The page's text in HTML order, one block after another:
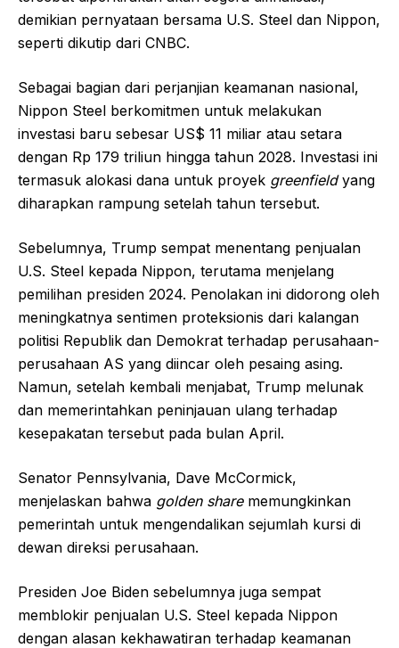
demikian pernyataan bersama U.S. Steel dan Nippon,
seperti dikutip dari CNBC.
Sebagai bagian dari perjanjian keamanan nasional,
Nippon Steel berkomitmen untuk melakukan
investasi baru sebesar US$ 11 miliar atau setara
dengan Rp 179 triliun hingga tahun 2028. Investasi ini
termasuk alokasi dana untuk proyek greenfieldyang
diharapkan rampung setelah tahun tersebut.
Sebelumnya, Trump sempat menentang penjualan
U.S. Steel kepada Nippon, terutama menjelang
pemilihan presiden 2024. Penolakan ini didorong oleh
meningkatnya sentimen proteksionis dari kalangan
politisi Republik dan Demokrat terhadap perusahaan-
perusahaan AS yang diincar oleh pesaing asing.
Namun, setelah kembali menjabat, Trump melunak
dan memerintahkan peninjauan ulang terhadap
kesepakatan tersebut pada bulan April.
Senator Pennsylvania, Dave McCormick,
menjelaskan bahwa golden sharememungkinkan
pemerintah untuk mengendalikan sejumlah kursi di
dewan direksi perusahaan.
Presiden Joe Biden sebelumnya juga sempat
memblokir penjualan U.S. Steel kepada Nippon
dengan alasan kekhawatiran terhadap keamanan